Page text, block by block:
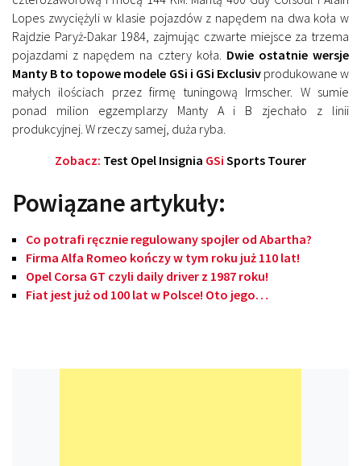
Lopes zwyciężyli w klasie pojazdów z napędem na dwa koła w
Rajdzie Paryż-Dakar 1984, zajmując czwarte miejsce za trzema
pojazdami z napędem na cztery koła. Dwie ostatnie wersje
Manty B to topowe modele GSi i GSi Exclusivprodukowane w
małych ilościach przez firmę tuningową Irmscher. W sumie
ponad milion egzemplarzy Manty A i B zjechało z linii
produkcyjnej. W rzeczy samej, duża ryba.
Zobacz: Test Opel Insignia GSi Sports Tourer
Powiązane artykuły:
Co potrafi ręcznie regulowany spojler od Abartha?
Firma Alfa Romeo kończy w tym roku już 110 lat!
Opel Corsa GT czyli daily driver z 1987 roku!
Fiat jest już od 100 lat w Polsce! Oto jego…